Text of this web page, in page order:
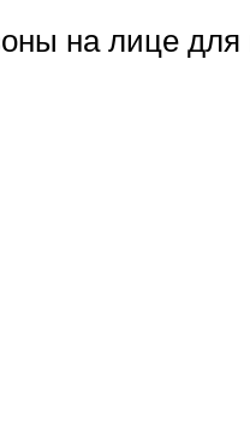
на лице для